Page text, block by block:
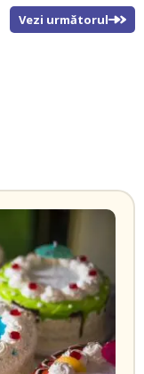
Vezi următorul